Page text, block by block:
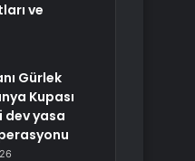
ve
Gürlek
Kupası
dev yasa